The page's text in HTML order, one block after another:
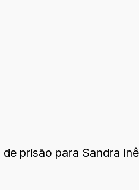
prisão para Sandra